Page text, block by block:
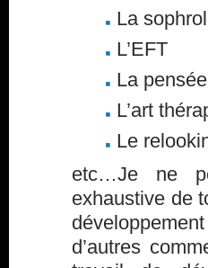
La
L’EFT
La
L’art
Le
etc…Je ne
exhaustive de
d’autres